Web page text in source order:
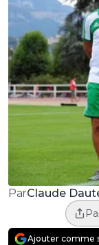
ParClaude
Ajouter comme